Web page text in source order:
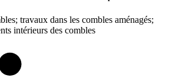
travaux dans les combles aménagés;
intérieurs des combles